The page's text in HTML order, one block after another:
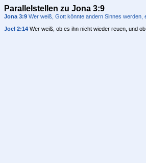
Parallelstellen zu Jona 3:9
Jona 3:9 Wer weiß, Gott könnte andern Sinnes
Joel 2:14 Wer weiß, ob es ihn nicht wieder reuen, und